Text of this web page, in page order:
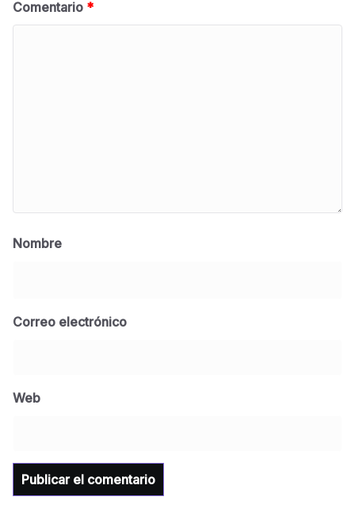
Comentario *
Nombre
Correo electrónico
Web
para la Universidad y para el municipio